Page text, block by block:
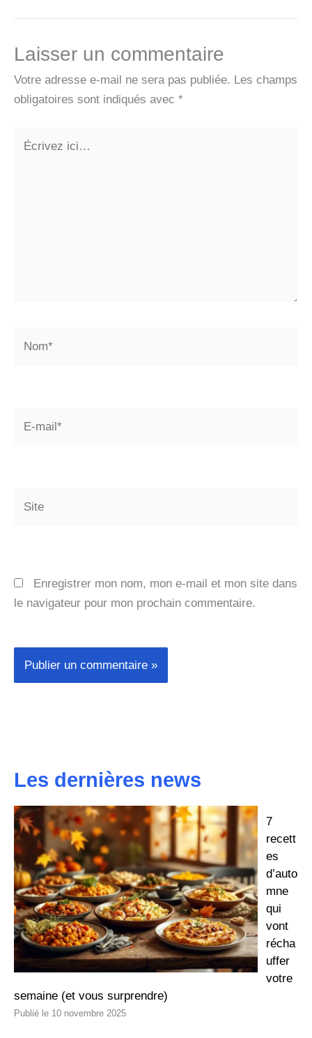
Laisser un commentaire
Votre adresse e-mail ne sera pas publiée. Les champs
obligatoires sont indiqués avec *
Enregistrer mon nom, mon e-mail et mon site dans
le navigateur pour mon prochain commentaire.
Les dernières news
7
recett
es
d’auto
mne
qui
vont
récha
uffer
votre
semaine (et vous surprendre)
10 novembre 2025